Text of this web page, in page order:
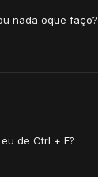
nada oque faço?
de Ctrl + F?